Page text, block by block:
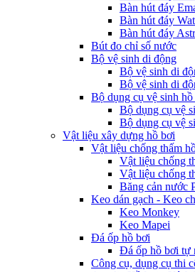
Bàn hút đáy
Bàn hút đáy
Bàn hút đáy
Bút đo chỉ số nước
Bộ vệ sinh di động
Bộ vệ sinh di
Bộ vệ sinh di
Bộ dụng cụ vệ sinh hồ
Bộ dụng cụ vệ
Bộ dụng cụ vệ
Vật liệu xây dựng hồ bơi
Vật liệu chống thấm
Vật liệu chống
Vật liệu chống
Băng cản nước
Keo dán gạch - Keo
Keo Monkey
Keo Mapei
Đá ốp hồ bơi
Đá ốp hồ bơi tự
Công cụ, dụng cụ thi